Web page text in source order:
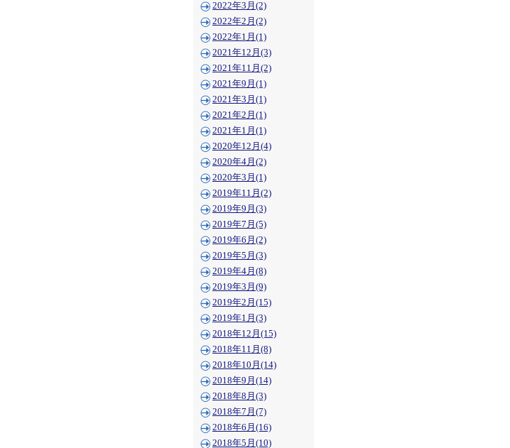
2022年3月(2)
2022年2月(2)
2022年1月(1)
2021年12月(3)
2021年11月(2)
2021年9月(1)
2021年3月(1)
2021年2月(1)
2021年1月(1)
2020年12月(4)
2020年4月(2)
2020年3月(1)
2019年11月(2)
2019年9月(3)
2019年7月(5)
2019年6月(2)
2019年5月(3)
2019年4月(8)
2019年3月(9)
2019年2月(15)
2019年1月(3)
2018年12月(15)
2018年11月(8)
2018年10月(14)
2018年9月(14)
2018年8月(3)
2018年7月(7)
2018年6月(16)
2018年5月(10)